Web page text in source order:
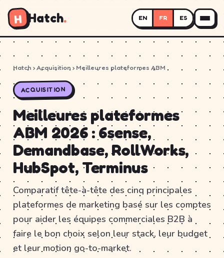
H Hatch. EN FR ES
Hatch › Acquisition › Meilleures plateformes ABM
ACQUISITION
Meilleures plateformes
ABM 2026 : 6sense,
Demandbase, RollWorks,
HubSpot, Terminus
Comparatif tête-à-tête des cinq principales
plateformes de marketing basé sur les comptes
pour aider les équipes commerciales B2B à
faire le bon choix selon leur stack, leur budget
et leur motion go-to-market.